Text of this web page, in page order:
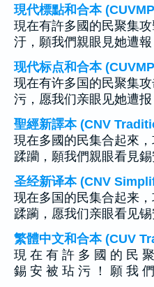
現代標點和合本
現在有許多國的民聚集
汙，願我們親眼見她遭報
现代标点和合本
现在有许多国的民聚集
污，愿我们亲眼见她遭报
聖經新譯本 (CNV
現在多國的民集合起來
蹂躪，願我們親眼看見錫
圣经新译本 (CNV
现在多国的民集合起来
蹂躏，愿我们亲眼看见锡
繁體中文和合本 (CUV
現 在 有 許 多 國 的 民
錫 安 被 玷 污 ！ 願 我